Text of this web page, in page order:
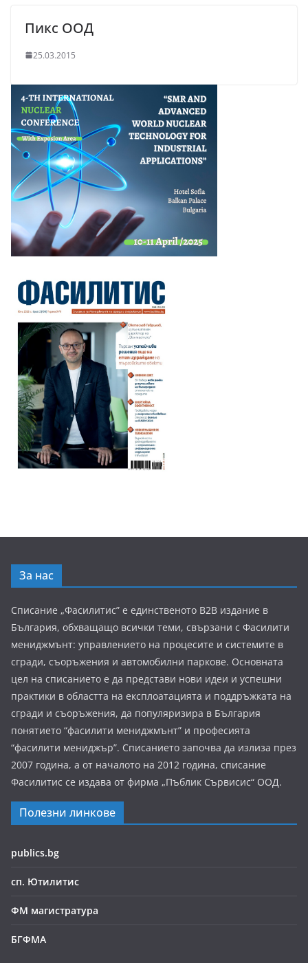
Пикс ООД
25.03.2015
За нас
Списание „Фасилитис” е единственото B2B издание в
България, обхващащо всички теми, свързани с Фасилити
мениджмънт: управлението на процесите и системите в
сгради, съоръжения и автомобилни паркове. Основната
цел на списанието е да представи нови идеи и успешни
практики в областта на експлоатацията и поддръжката на
сгради и съоръжения, да популяризира в България
понятието “фасилити мениджмънт” и професията
“фасилити мениджър”. Списанието започва да излиза през
2007 година, а от началото на 2012 година, списание
Фасилитис се издава от фирма „Пъблик Сървисис“ ООД.
Полезни линкове
publics.bg
сп. Ютилитис
ФМ магистратура
БГФМА